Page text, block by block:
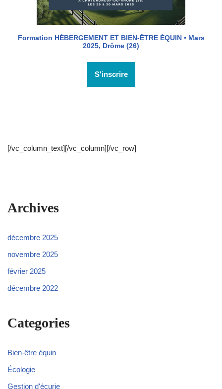
Formation HÉBERGEMENT ET BIEN-ÊTRE ÉQUIN • Mars
2025, Drôme (26)
S'inscrire
[/vc_column_text][/vc_column][/vc_row]
Archives
décembre 2025
novembre 2025
février 2025
décembre 2022
Categories
Bien-être équin
Écologie
Gestion d'écurie